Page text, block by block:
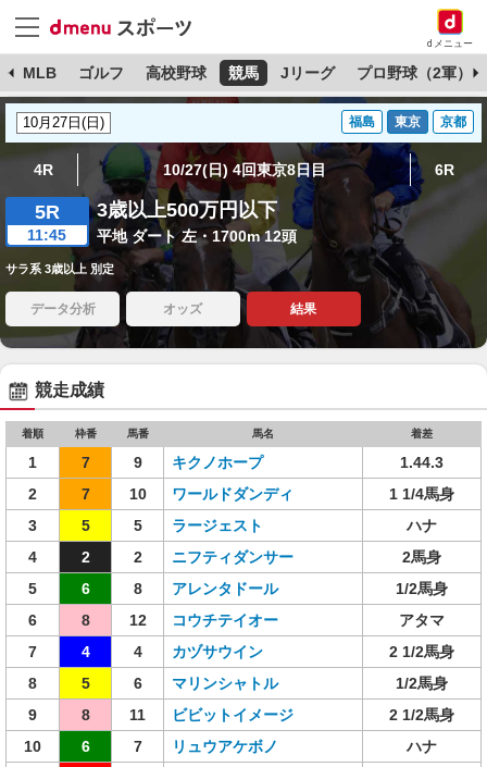
dメニュー
MLB ゴルフ 高校野球 競馬 Jリーグ プロ野球（2軍）
福島 東京 京都
4R 10/27(日) 4回東京8日目 6R
5R
11:45
3歳以上500万円以下
平地 ダート 左・1700m 12頭
サラ系 3歳以上 別定
データ分析 オッズ 結果
競走成績
着順 枠番 馬番 馬名 着差
1 7 9 キクノホープ
1.44.3
2
7 10 ワールドダンディ
1 1/4馬身
3
5 5 ラージェスト
ハナ
4
2 2 ニフティダンサー
2馬身
5
6 8 アレンタドール
1/2馬身
6
8 12 コウチテイオー
アタマ
7
4 4 カヅサウイン
2 1/2馬身
8
5 6 マリンシャトル
1/2馬身
9
8 11 ビビットイメージ
2 1/2馬身
10
6 7 リュウアケボノ
ハナ